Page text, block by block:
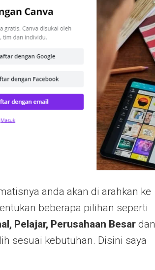
anda akan di arahkan ke
beberapa pilihan seperti
Pelajar, Perusahaan Besar dan
sesuai kebutuhan. Disini saya